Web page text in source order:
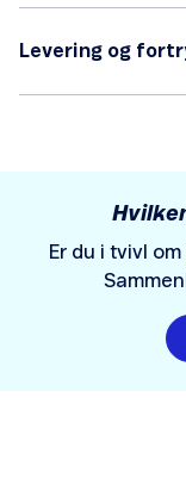
Levering og
Er du i tvivl